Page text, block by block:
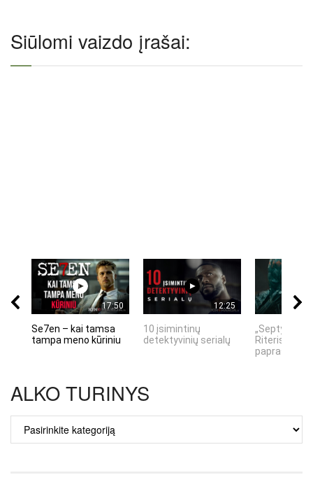
Siūlomi vaizdo įrašai:
17:50
Se7en – kai tamsa
tampa meno kūriniu
12:25
10 įsimintinų
detektyvinių serialų
„Septynių
Riteris" – kai
ALKO TURINYS
TURINYS